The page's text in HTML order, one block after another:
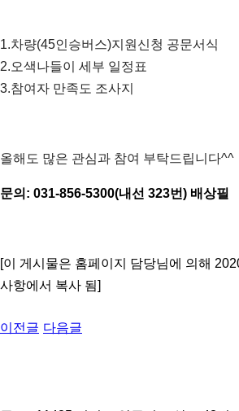
1.차량(45인승버스)지원신청 공문서식
2.오색나들이 세부 일정표
3.참여자 만족도 조사지
올해도 많은 관심과 참여 부탁드립니다^^
문의: 031-856-5300(내선 323번) 배상필
[이 게시물은 홈페이지 담당님에 의해
사항에서 복사 됨]
이전글 다음글